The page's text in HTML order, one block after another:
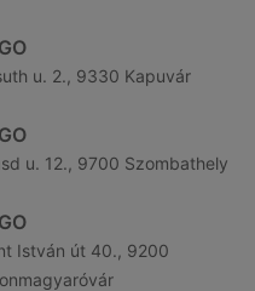
u. 2., 9330 Kapuvár
u. 12., 9700 Szombathely
István út 40., 9200